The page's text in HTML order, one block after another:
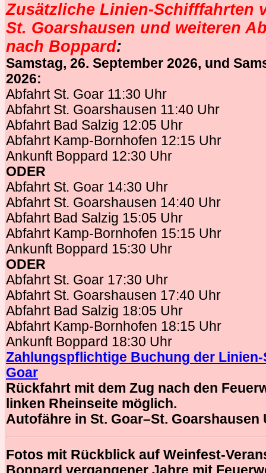
Zusätzliche Linien-Schifffahrten
St. Goarshausen und weiteren
nach Boppard:
Samstag, 26. September 2026, und
2026:
Abfahrt St. Goar 11:30 Uhr
Abfahrt St. Goarshausen 11:40 Uhr
Abfahrt Bad Salzig 12:05 Uhr
Abfahrt Kamp-Bornhofen 12:15 Uhr
Ankunft Boppard 12:30 Uhr
ODER
Abfahrt St. Goar 14:30 Uhr
Abfahrt St. Goarshausen 14:40 Uhr
Abfahrt Bad Salzig 15:05 Uhr
Abfahrt Kamp-Bornhofen 15:15 Uhr
Ankunft Boppard 15:30 Uhr
ODER
Abfahrt St. Goar 17:30 Uhr
Abfahrt St. Goarshausen 17:40 Uhr
Abfahrt Bad Salzig 18:05 Uhr
Abfahrt Kamp-Bornhofen 18:15 Uhr
Ankunft Boppard 18:30 Uhr
Zahlungspflichtige Buchung der
Goar
Rückfahrt mit dem Zug nach den
linken Rheinseite möglich.
Autofähre in St. Goar–St. Goarshausen
Fotos mit Rückblick auf Weinfest-